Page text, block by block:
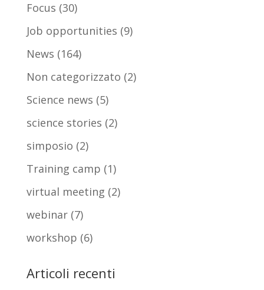
Focus (30)
Job opportunities (9)
News (164)
Non categorizzato (2)
Science news (5)
science stories (2)
simposio (2)
Training camp (1)
virtual meeting (2)
webinar(7)
workshop (6)
Articoli recenti